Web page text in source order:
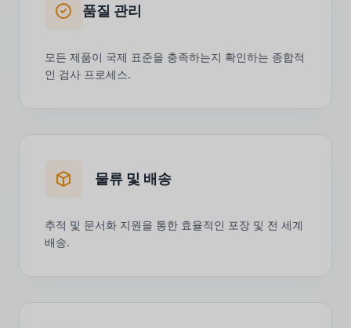
품질 관리
모든 제품이 국제 표준을 충족하는지 확인하는 종합적
인 검사 프로세스.
물류 및 배송
추적 및 문서화 지원을 통한 효율적인 포장 및 전 세계
배송.